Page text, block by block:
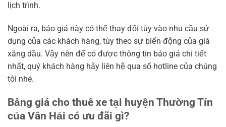
lịch trình.
Ngoài ra, báo giá này có thể thay đổi tùy vào nhu cầu sử
dụng của các khách hàng, tùy theo sự biến động của giá
xăng dầu. Vậy nên để có được thông tin báo giá chi tiết
nhất, quý khách hàng hãy liên hệ qua số hotline của chúng
tôi nhé.
Bảng giá cho thuê xe tại huyện Thường Tín
của Vân Hải có ưu đãi gì?